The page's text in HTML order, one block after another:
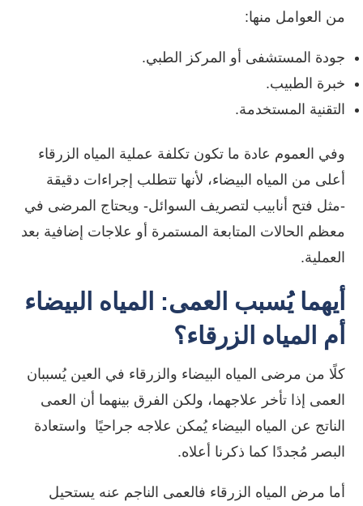
من العوامل منها:
جودة المستشفى أو المركز الطبي.
خبرة الطبيب.
التقنية المستخدمة.
وفي العموم عادة ما تكون تكلفة عملية المياه الزرقاء
أعلى من المياه البيضاء، لأنها تتطلب إجراءات دقيقة
-مثل فتح أنابيب لتصريف السوائل- ويحتاج المرضى في
معظم الحالات المتابعة المستمرة أو علاجات إضافية بعد
العملية.
أيهما يُسبب العمى: المياه البيضاء
أم المياه الزرقاء؟
كلًا من مرضى المياه البيضاء والزرقاء في العين يُسببان
العمى إذا تأخر علاجهما، ولكن الفرق بينهما أن العمى
الناتج عن المياه البيضاء يُمكن علاجه جراحيًا واستعادة
البصر مُجددًا كما ذكرنا أعلاه.
أما مرض المياه الزرقاء فالعمى الناجم عنه يستحيل